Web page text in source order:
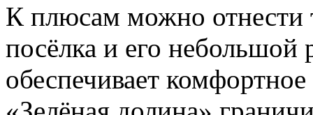
К плюсам можно отнести
посёлка и его небольшой
обеспечивает